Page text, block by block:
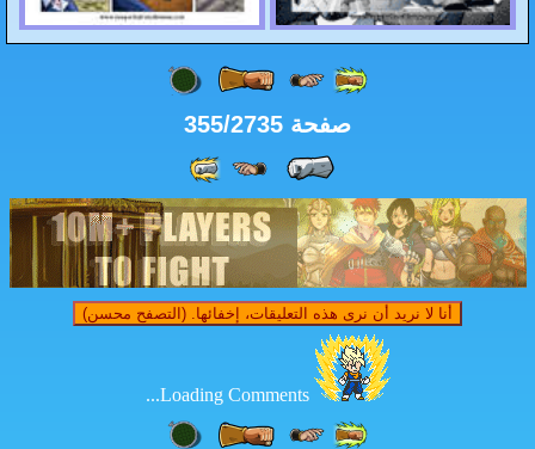
هذه التعليقات، إخفائها. (التصفح محسن)
Loading Comments...